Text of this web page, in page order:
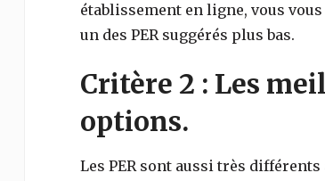
établissement en ligne, vous
un des PER suggérés plus bas.
Critère 2 : Les
options.
Les PER sont aussi très